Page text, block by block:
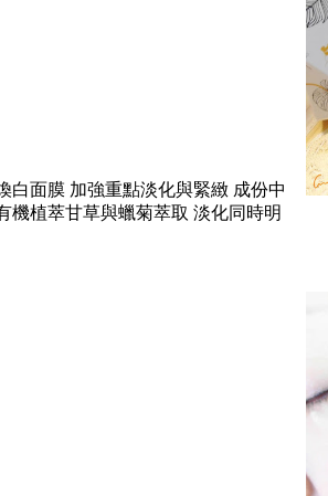
白面膜 加強重點淡化與緊緻 成份中
機植萃甘草與蠟菊萃取 淡化同時明